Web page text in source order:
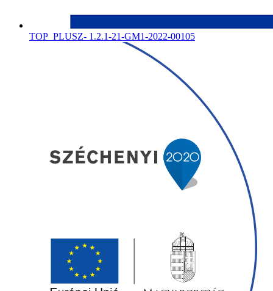
TOP_PLUSZ- 1.2.1-21-GM1-2022-00105